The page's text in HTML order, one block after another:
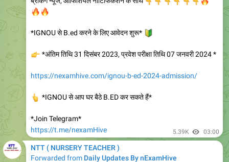
*IGNOU से B.ed करने के लिए आवेदन शुरू*
*अंतिम तिथि 31 दिसंबर 2023, प्रवेश परीक्षा तिथि 07 जनवरी 2024 *
https://nexamhive.com/ignou-b-ed-2024-admission/
*IGNOU से आप घर बैठे B.ED कर सकते हैं*
*Join Telegram*
NTT ( NURSERY TEACHER )
Forwarded fromDaily Updates By nExamHive
EMRS एकलव्य मॉडल स्कूल भर्ती परीक्षा के एडमिट कार्ड जारी
🔥
🔥
🔥